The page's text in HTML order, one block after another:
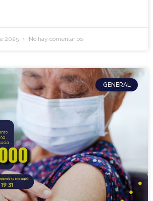
2025 No hay comentarios
GENERAL